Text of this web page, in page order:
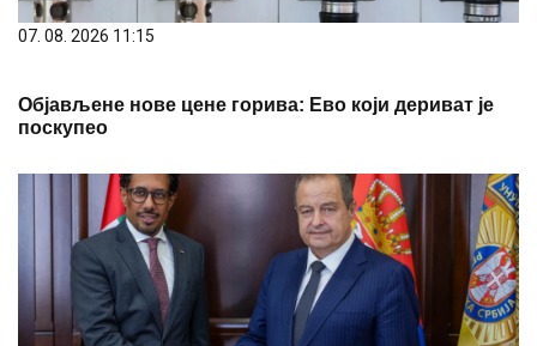
07. 08. 2026 11:15
Објављене нове цене горива: Ево који дериват је
поскупео